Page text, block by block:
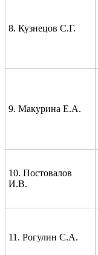
8. Кузнецов С.Г.
9. Макурина Е.А.
10. Постовалов
И.В.
11 . Рогулин С.А.